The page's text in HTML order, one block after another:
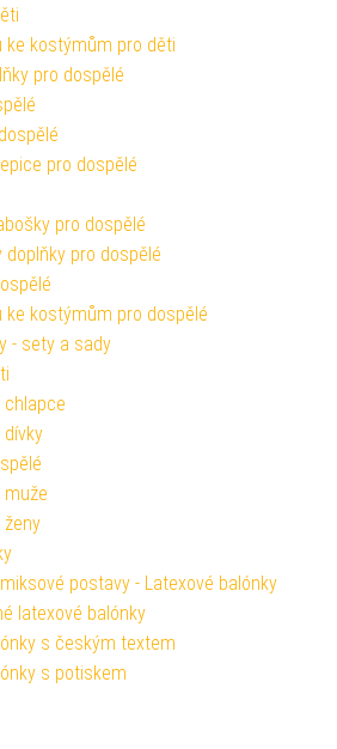
ke kostýmům pro děti
pro dospělé
pro dospělé
pro dospělé
doplňky pro dospělé
ke kostýmům pro dospělé
- sety a sady
chlapce
muže
ženy
postavy - Latexové balónky
latexové balónky
s českým textem
s potiskem